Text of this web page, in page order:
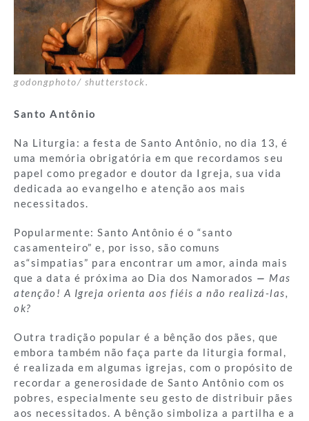
godongphoto/ shutterstock.
Santo Antônio
Na Liturgia: a festa de Santo Antônio, no dia 13, é
uma memória obrigatória em que recordamos seu
papel como pregador e doutor da Igreja, sua vida
dedicada ao evangelho e atenção aos mais
necessitados.
Popularmente: Santo Antônio é o “santo
casamenteiro” e, por isso, são comuns
as“simpatias” para encontrar um amor, ainda mais
que a data é próxima ao Dia dos Namorados — Mas
atenção! A Igreja orienta aos fiéis a não realizá-las,
ok?
Outra tradição popular é a bênção dos pães, que
embora também não faça parte da liturgia formal,
é realizada em algumas igrejas, com o propósito de
recordar a generosidade de Santo Antônio com os
pobres, especialmente seu gesto de distribuir pães
aos necessitados. A bênção simboliza a partilha e a